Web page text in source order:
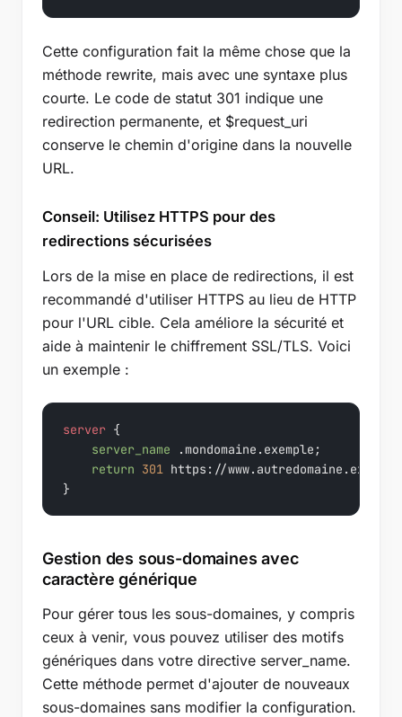
Cette configuration fait la même chose que la
méthode rewrite, mais avec une syntaxe plus
courte. Le code de statut 301 indique une
redirection permanente, et $request_uri
conserve le chemin d'origine dans la nouvelle
URL.
Conseil: Utilisez HTTPS pour des
redirections sécurisées
Lors de la mise en place de redirections, il est
recommandé d'utiliser HTTPS au lieu de HTTP
pour l'URL cible. Cela améliore la sécurité et
aide à maintenir le chiffrement SSL/TLS. Voici
un exemple :
server {
server_name .mondomaine.exemple;
return 301 https://www.autredomaine.exemple
}
Gestion des sous-domaines avec
caractère générique
Pour gérer tous les sous-domaines, y compris
ceux à venir, vous pouvez utiliser des motifs
génériques dans votre directive server_name.
Cette méthode permet d'ajouter de nouveaux
sous-domaines sans modifier la configuration.